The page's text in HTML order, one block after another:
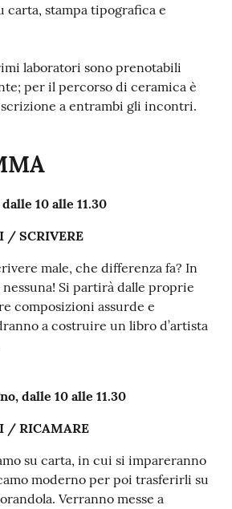
carta, stampa tipografica e
laboratori sono prenotabili
per il percorso di ceramica è
a entrambi gli incontri.
10 alle 11.30
/ SCRIVERE
male, che differenza fa? In
Si partirà dalle proprie
composizioni assurde e
a costruire un libro d’artista
dalle 10 alle 11.30
/ RICAMARE
su carta, in cui si impareranno
moderno per poi trasferirli su
Verranno messe a